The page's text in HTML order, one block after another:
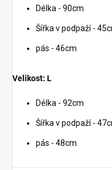
Délka - 90cm
Šířka v podpaží -
pás - 46cm
Velikost: L
Délka - 92cm
Šířka v podpaží -
pás - 48cm